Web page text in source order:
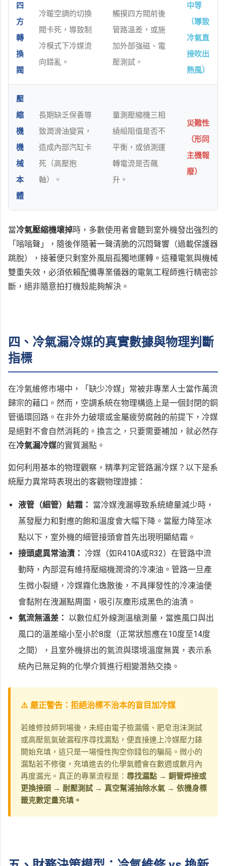
四
方
轉
換
閥
冷暖空調的切換
閥卡死，導致制
冷模式下冷媒流
向錯亂。
觸摸四方閥前後
管路溫差，或施
加外部強磁、電
壓測試。
中等
（導致
冷氣直
接吹出
熱風）
壓
縮
機
機
械
本
體
長期缺乏保養導
致潤滑油變質，
造成內部汽缸卡
死（高壓抱
軸）。
量測壓縮機三相
繞組阻值是否不
平衡，或偵測運
轉電流是否飆
升。
災難性
（形同
主機報
廢）
當冷氣壓縮機壞掉時，多數使用者會聽到室外機發出強烈的
「嗡嗡聲」，隨後伴隨著一聲清脆的沉悶聲響（過載保護器
跳脫），接著便只剩室外風扇孤獨地運轉。這種電氣與機械
雙重失效，必須依賴配備專業儀器的電氣工程師進行精密診
斷，絕非隨意拍打機殼能夠解決。
四、冷氣漏冷媒的真實數據與物理判斷
指標
在冷氣維修市場中，「缺少冷媒」常被非專業人士當作萬流
歸宗的藉口。然而，空調系統在物理構造上是一個封閉的銅
管循環回路。在非外力破壞或金屬疲勞腐蝕的前提下，冷媒
是絕對不會自然消耗的。換言之，只要需要補加，就必然存
在冷氣漏冷媒的實質漏點。
如何利用基本的物理觀察，精準判定管路漏冷媒？以下是系
統壓力異常時表現出的客觀物理證據：
液管（細管）結霜： 當冷媒洩漏導致系統總量減少時，
蒸發壓力和對應的飽和溫度會大幅下降。當壓力降至冰
點以下，室外機的細管接頭會首先出現明顯結霜。
接頭處異常油漬： 冷媒（如R410A或R32）在管路中流
動時，內部混有維持壓縮機潤滑的冷凍油。管路一旦產
生微小裂縫，冷媒霧化逸散後，不具揮發性的冷凍油便
會黏附在洩漏點周圍，吸引灰塵形成黑色的油漬。
氣流無溫差： 以數位紅外線測溫槍測量，當進風口與出
風口的溫差縮小至小於8度（正常狀態應在10度至14度
之間），且室外機排出的氣流與環境溫度無異，表示系
統內已無足夠的化學介質進行相變潛熱交換。
⚠️ 嚴正警告：拒絕治標不治本的盲目加冷媒
若維修技師到場後，未經由電子檢漏儀、肥皂泡沫測試
或高壓氮氣破漏程序尋找漏點，便直接連上冷媒壓力錶
開始充填，這只是一場慢性掏空你錢包的騙局。微小的
漏點若不修復，充填進去的化學氣體會在數週或數月內
再度漏光。真正的專業流程是： 尋找漏點 → 銅管焊接或
更換接頭 → 耐壓測試 → 真空幫浦抽除水氣 → 依機身標
籤克數定量充填。